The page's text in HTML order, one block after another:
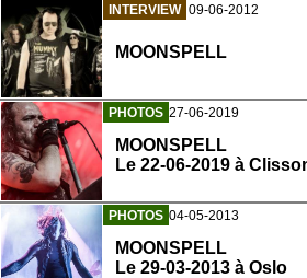
INTERVIEW 09-06-2012
MOONSPELL
PHOTOS 27-06-2019
MOONSPELL
Le 22-06-2019 à
PHOTOS 04-05-2013
MOONSPELL
Le 29-03-2013 à Oslo